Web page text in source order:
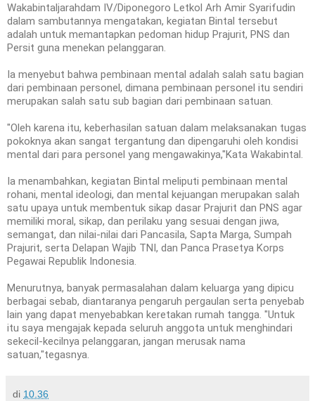
Wakabintaljarahdam IV/Diponegoro Letkol Arh Amir Syarifudin
dalam sambutannya mengatakan, kegiatan Bintal tersebut
adalah untuk memantapkan pedoman hidup Prajurit, PNS dan
Persit guna menekan pelanggaran.
Ia menyebut bahwa pembinaan mental adalah salah satu bagian
dari pembinaan personel, dimana pembinaan personel itu sendiri
merupakan salah satu sub bagian dari pembinaan satuan.
"Oleh karena itu, keberhasilan satuan dalam melaksanakan tugas
pokoknya akan sangat tergantung dan dipengaruhi oleh kondisi
mental dari para personel yang mengawakinya,"Kata Wakabintal.
Ia menambahkan, kegiatan Bintal meliputi pembinaan mental
rohani, mental ideologi, dan mental kejuangan merupakan salah
satu upaya untuk membentuk sikap dasar Prajurit dan PNS agar
memiliki moral, sikap, dan perilaku yang sesuai dengan jiwa,
semangat, dan nilai-nilai dari Pancasila, Sapta Marga, Sumpah
Prajurit, serta Delapan Wajib TNI, dan Panca Prasetya Korps
Pegawai Republik Indonesia.
Menurutnya, banyak permasalahan dalam keluarga yang dipicu
berbagai sebab, diantaranya pengaruh pergaulan serta penyebab
lain yang dapat menyebabkan keretakan rumah tangga. "Untuk
itu saya mengajak kepada seluruh anggota untuk menghindari
sekecil-kecilnya pelanggaran, jangan merusak nama
satuan,"tegasnya.
di 10.36